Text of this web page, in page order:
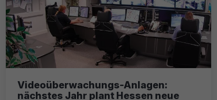
Videoüberwachungs-Anlagen:
nächstes Jahr plant Hessen neue